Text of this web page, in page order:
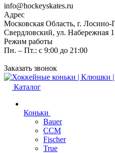
info@hockeyskates.ru
Адрес
Московская Область, г. Лосино-
Свердловский, ул. Набережная
Режим работы
Пн. – Пт.: с 9:00 до 21:00
Заказать звонок
Каталог
Коньки
Bauer
CCM
Fischer
True